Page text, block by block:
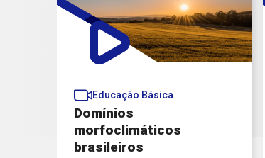
Educação Básica
Domínios
morfoclimáticos
brasileiros